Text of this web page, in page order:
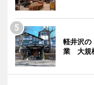
軽井沢の
業 大規